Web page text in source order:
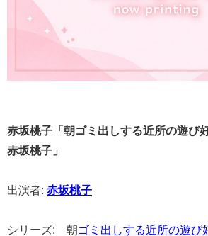
赤坂桃子「朝ゴミ出しする近所の遊び
赤坂桃子」
出演者: 赤坂桃子
シリーズ: 朝ゴミ出しする近所の遊び